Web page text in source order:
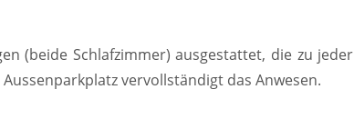
(beide Schlafzimmer) ausgestattet, die zu jeder
vervollständigt das Anwesen.